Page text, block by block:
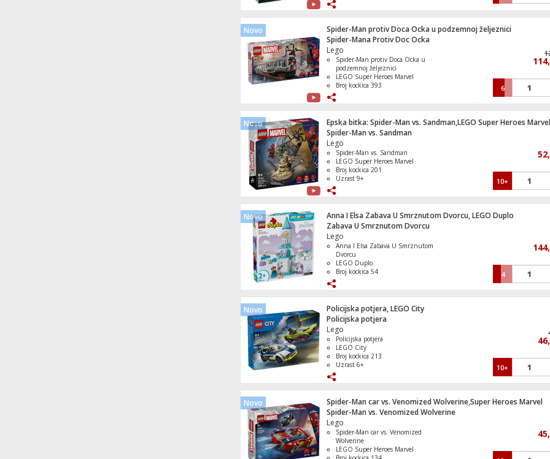
Novo
Spider-Man protiv Doca Ocka u podzemnoj željeznici
Spider-Mana Protiv Doc Ocka
Lego
Spider-Man protiv Doca Ocka u
podzemnoj željeznici
LEGO Super Heroes Marvel
Broj kockica 393
6
Novo
Epska bitka: Spider-Man vs. Sandman,LEGO Super Heroes Marvel
Spider-Man vs. Sandman
Lego
Spider-Man vs. Sandman
LEGO Super Heroes Marvel
Broj kockica 201
Uzrast 9+
10+
Novo
Anna I Elsa Zabava U Smrznutom Dvorcu, LEGO Duplo
Zabava U Smrznutom Dvorcu
Lego
Anna I Elsa Zabava U Smrznutom
Dvorcu
LEGO Duplo
Broj kockica 54
4
Novo
Policijska potjera, LEGO City
Policijska potjera
Lego
Policijska potjera
LEGO City
Broj kockica 213
Uzrast 6+
10+
Novo
Spider-Man car vs. Venomized Wolverine,Super Heroes Marvel
Spider-Man vs. Venomized Wolverine
Lego
Spider-Man car vs. Venomized
Wolverine
LEGO Super Heroes Marvel
Aparat za uklanjanje dlačica, Lumea IPL
Series
Televizor Smart QLED 1000Hz 4K
50", Google TV